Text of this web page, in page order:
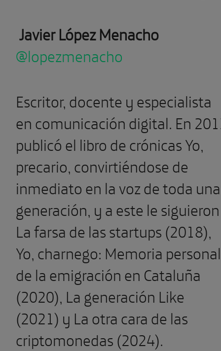
Javier López Menacho
@lopezmenacho
Escritor, docente y especialista
en comunicación digital. En
publicó el libro de crónicas Yo,
precario, convirtiéndose de
inmediato en la voz de toda una
generación, y a este le siguieron
La farsa de las startups (2018),
Yo, charnego: Memoria personal
de la emigración en Cataluña
(2020), La generación Like
(2021) y La otra cara de las
criptomonedas (2024).